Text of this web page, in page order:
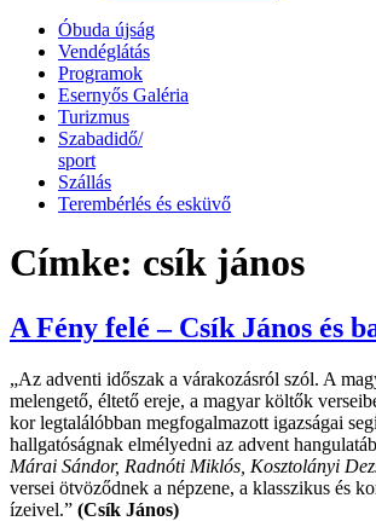
Óbuda újság
Vendéglátás
Programok
Esernyős Galéria
Turizmus
Szabadidő/
sport
Szállás
Terembérlés és esküvő
Címke: csík jános
A Fény felé – Csík János és
„Az adventi időszak a várakozásról szól. A
melengető, éltető ereje, a magyar költők
kor legtalálóbban megfogalmazott igazságai
hallgatóságnak elmélyedni az advent
Márai Sándor, Radnóti Miklós, Kosztolányi
versei ötvöződnek a népzene, a klasszikus és
ízeivel.” (Csík János)